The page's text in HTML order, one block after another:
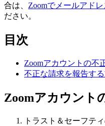
合は、 Zoomでメールアド
ださい。
目次
Zoomアカウントの不
不正な請求を報告す
Zoomアカウント
トラスト＆セーフテ